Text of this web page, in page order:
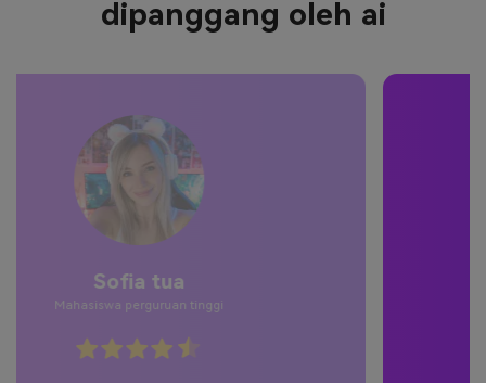
dipanggang oleh ai
Manajer media sosial